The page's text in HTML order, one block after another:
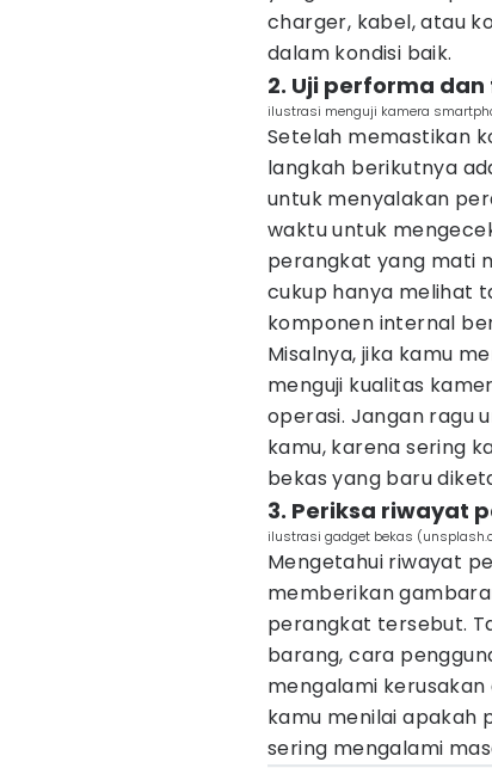
charger, kabel, atau
dalam kondisi baik.
2. Uji performa
ilustrasi menguji kamera
Setelah memastikan
langkah berikutnya
untuk menyalakan
waktu untuk
perangkat yang mati
cukup hanya melihat
komponen internal
Misalnya, jika kamu
menguji kualitas
operasi. Jangan ragu
kamu, karena sering
bekas yang baru
3. Periksa riwayat
ilustrasi gadget bekas
Mengetahui riwayat
memberikan
perangkat tersebut.
barang, cara
mengalami
kamu menilai apakah
sering mengalami